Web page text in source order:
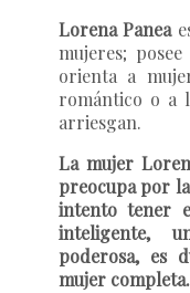
Lorena Panea
mujeres;
orienta a
romántico o a
arriesgan.
La mujer
preocupa por
intento tener
inteligente,
poderosa, es
mujer completa.